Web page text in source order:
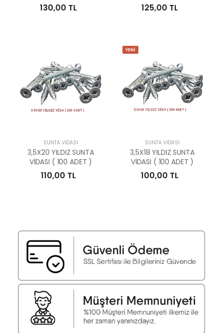
130,00 TL 125,00 TL
SUNTA VİDASI
3,5X20 YILDIZ SUNTA
VİDASI ( 100 ADET )
110,00 TL
YENİ
SUNTA VİDASI
3,5X18 YILDIZ SUNTA
VİDASI ( 100 ADET )
100,00 TL